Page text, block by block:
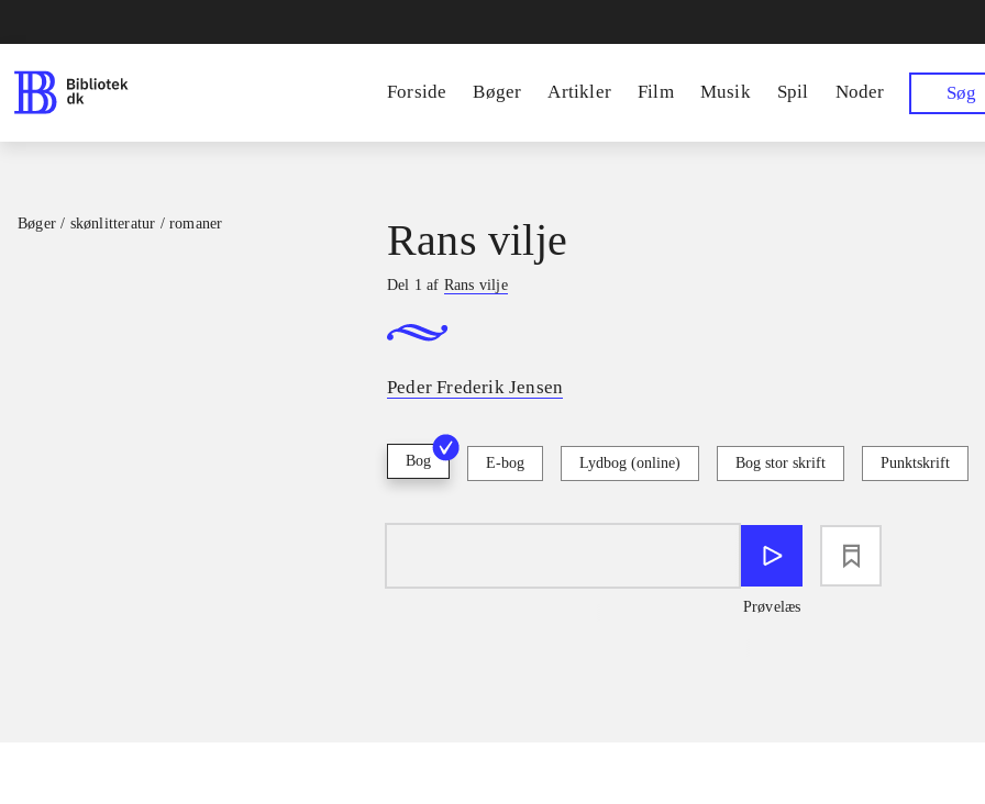
Forside Bøger Artikler Film Musik Spil Noder Søg
Bøger / skønlitteratur / romaner Rans vilje
Del 1 af Rans vilje
Peder Frederik Jensen
Bog E-bog Lydbog (online) Bog stor skrift Punktskrift
Prøvelæs